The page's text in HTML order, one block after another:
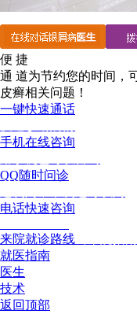
便 捷
通 道为节约您的时间，
皮癣相关问题！
一键快速通话
手机在线咨询
QQ随时问诊
电话快速咨询
来院就诊路线
就医指南
医生
技术
返回顶部